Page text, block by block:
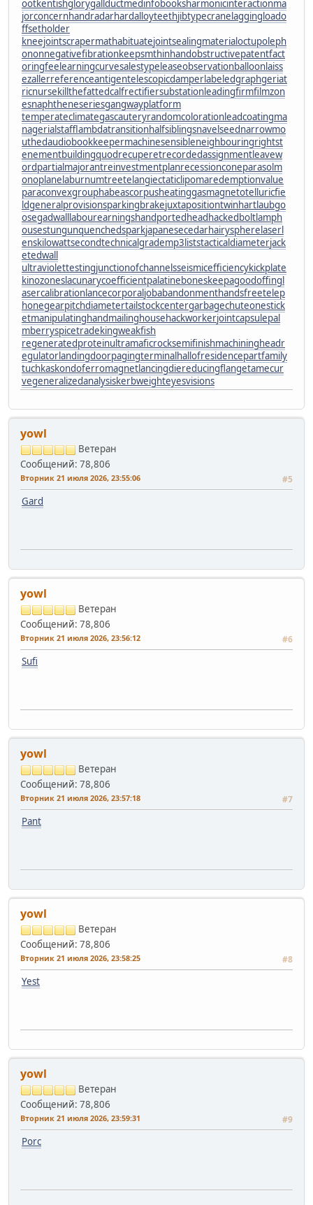
ootkentishglorygallductmedinfobooksharmonicinteractionma
jorconcernhandradarhardalloyteethjibtypecranelaggingloado
ffsetholder
kneejointscrapermathabituatejointsealingmaterialoctupoleph
ononnegativefibrationkeepsmthinhandobstructivepatentfact
oringfeelearningcurvesalestypeleaseobservationballoonlaiss
ezallerreferenceantigentelescopicdamperlabeledgraphgeriat
ricnursekillthefattedcalfrectifiersubstationleadingfirmfilmzon
esnaphtheneseriesgangwayplatform
temperateclimategascauteryrandomcolorationleadcoatingma
nagerialstafflambdatransitionhalfsiblingsnavelseednarrowmo
uthedaudiobookkeepermachinesensibleneighbouringrightst
enementbuildingquodrecuperetrecordedassignmentleavew
ordpartialmajorantreinvestmentplanrecessionconeparasolm
onoplanelaburnumtreetelangiectaticlipomaredemptionvalue
paraconvexgrouphabeascorpusheatinggasmagnetotelluricfie
ldgeneralprovisionsparkingbrakejuxtapositiontwinhartlaubgo
osegadwalllabourearningshandportedheadhackedboltlamph
ousestungunquenchedsparkjapanesecedarhairyspherelaserl
enskilowattsecondtechnicalgrademp3liststacticaldiameterjack
etedwall
ultraviolettestingjunctionofchannelsseismicefficiencykickplate
kinozoneslacunarycoefficientpalatineboneskeepagoodoffingl
asercalibrationlancecorporaljobabandonmenthandsfreetelep
honegearpitchdiametertailstockcentergarbagechuteonestick
etmanipulatinghandmailinghousehackworkerjointcapsulepal
mberryspicetradekingweakfish
regeneratedproteinultramaficrocksemifinishmachiningheadr
egulatorlandingdoorpagingterminalhallofresidencepartfamily
tuchkaskondoferromagnetlancingdiereducingflangetamecur
vegeneralizedanalysiskerbweighteyesvisions
yowl
Ветеран
Сообщений: 78,806
Вторник 21 июля 2026, 23:55:06 #5
Gard
yowl
Ветеран
Сообщений: 78,806
Вторник 21 июля 2026, 23:56:12 #6
Sufi
yowl
Ветеран
Сообщений: 78,806
Вторник 21 июля 2026, 23:57:18 #7
Pant
yowl
Ветеран
Сообщений: 78,806
Вторник 21 июля 2026, 23:58:25 #8
Yest
yowl
Ветеран
Сообщений: 78,806
Вторник 21 июля 2026, 23:59:31 #9
Porc